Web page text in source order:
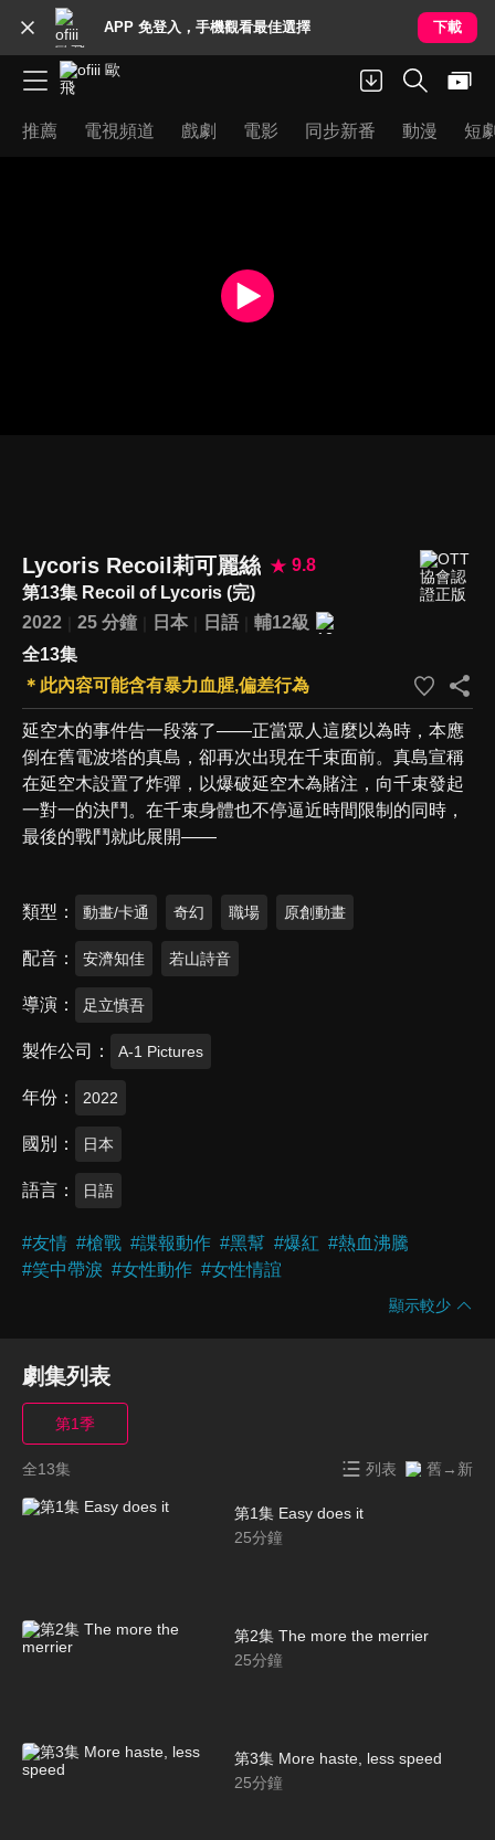
APP 免登入，手機觀看最佳選擇 下載
推薦 電視頻道 戲劇 電影 同步新番 動漫 短
Lycoris Recoil莉可麗絲
9.8
第13集 Recoil of Lycoris (完)
2022
25 分鐘 日本 日語
輔12級
全13集
＊此內容可能含有暴力血腥,偏差行為
延空木的事件告一段落了——正當眾人這麼以為時，本應
倒在舊電波塔的真島，卻再次出現在千束面前。真島宣稱
在延空木設置了炸彈，以爆破延空木為賭注，向千束發起
一對一的決鬥。在千束身體也不停逼近時間限制的同時，
最後的戰鬥就此展開——
類型 動畫/卡通 奇幻 職場 原創動畫
配音 安濟知佳 若山詩音
導演 足立慎吾
製作公司 A-1 Pictures
年份 2022
國別 日本
語言 日語
#友情 #槍戰 #諜報動作 #黑幫 #爆紅 #熱血沸騰
#笑中帶淚 #女性動作 #女性情誼
顯示較少
劇集列表
第1季
全13集 列表 舊→新
第1集 Easy does it
25分鐘
第2集 The more the merrier
25分鐘
第3集 More haste, less speed
25分鐘